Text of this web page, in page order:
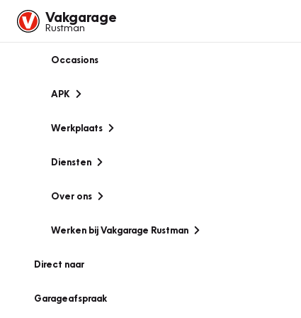
Vakgarage
Rustman
Occasions
APK
Werkplaats
Diensten
Over ons
Werken bij Vakgarage Rustman
Direct naar
Garageafspraak